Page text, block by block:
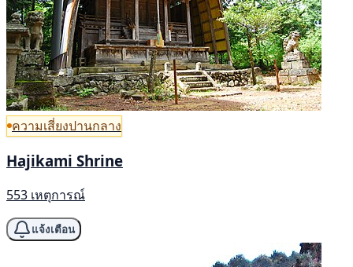
ความเสี่ยงปานกลาง
Hajikami Shrine
553 เหตุการณ์
แจ้งเตือน